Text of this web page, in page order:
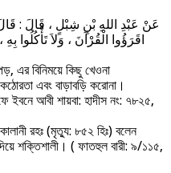
اقَرَؤُوا الْقُرْآنَ ، وَلاَ تَأْكُلُوا
এর বিনিময়ে কিছু খেওনা
এবং বাড়াবড়ি করোনা।
ইবনে আবী শায়বা: হাদীস নং: ৭৮২৫,
রহঃ (মৃত্যু: ৮৫২ হিঃ) বলেন